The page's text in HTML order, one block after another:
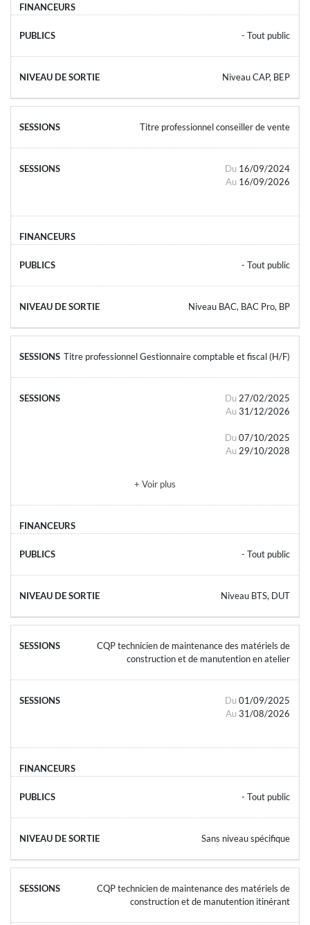
- Tout public
Niveau CAP, BEP
Titre professionnel conseiller de vente
Du 16/09/2024
Au 16/09/2026
- Tout public
Niveau BAC, BAC Pro, BP
Titre professionnel Gestionnaire comptable et fiscal (H/F)
Du 27/02/2025
Au 31/12/2026
Du 07/10/2025
Au 29/10/2028
+ Voir plus
- Tout public
Niveau BTS, DUT
CQP technicien de maintenance des matériels de
construction et de manutention en atelier
Du 01/09/2025
Au 31/08/2026
- Tout public
Sans niveau spécifique
CQP technicien de maintenance des matériels de
construction et de manutention itinérant